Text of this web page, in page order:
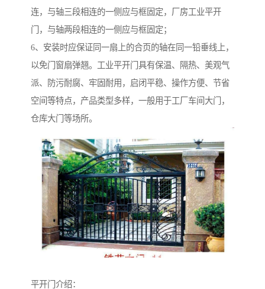
连，与轴三段相连的一侧应与框固定，厂房工业平开
门，与轴两段相连的一侧应与框固定；
6、安装时应保证同一扇上的合页的轴在同一铅垂线上，
以免门窗扇弹翘。工业平开门具有保温、隔热、美观气
派、防污耐腐、牢固耐用，启闭平稳、操作方便、节省
空间等特点，产品类型多样，一般用于工厂车间大门，
仓库大门等场所。
平开门介绍：